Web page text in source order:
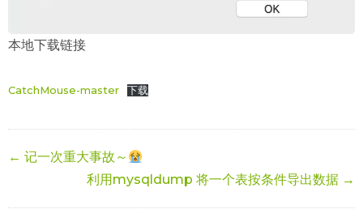
本地下载链接
CatchMouse-master 下载
← 记一次重大事故～
利用mysqldump 将一个表按条件导出数据 →